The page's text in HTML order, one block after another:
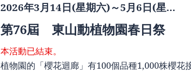
2026年3月14日(星期六)～5月6日(星…
第76屆 東山動植物園春日祭
本活動已結束。
植物園的「櫻花迴廊」有100個品種1,000株櫻